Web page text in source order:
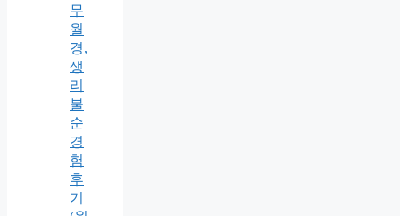
무
월
경,
생
리
불
순
경
험
후
기